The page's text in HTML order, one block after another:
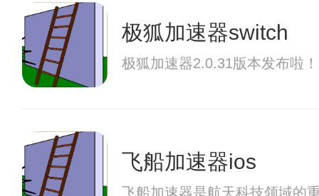
极狐加速器switch
极狐加速器2.0.31版本发布啦
飞船加速器ios
飞船加速器是航天科技领域的